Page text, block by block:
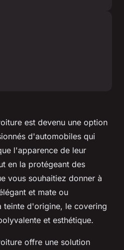
est devenu une option
d'automobiles qui
l'apparence de leur
en la protégeant des
vous souhaitiez donner à
et mate ou
teinte d'origine, le covering
et esthétique.
offre une solution